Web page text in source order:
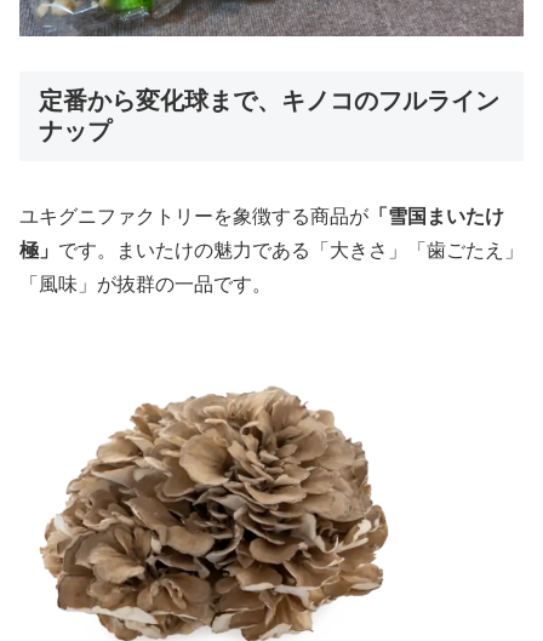
定番から変化球まで、キノコのフルライン
ナップ
ユキグニファクトリーを象徴する商品が 「雪国まいたけ
極」 です。まいたけの魅力である「大きさ」「歯ごたえ」
「風味」が抜群の一品です。